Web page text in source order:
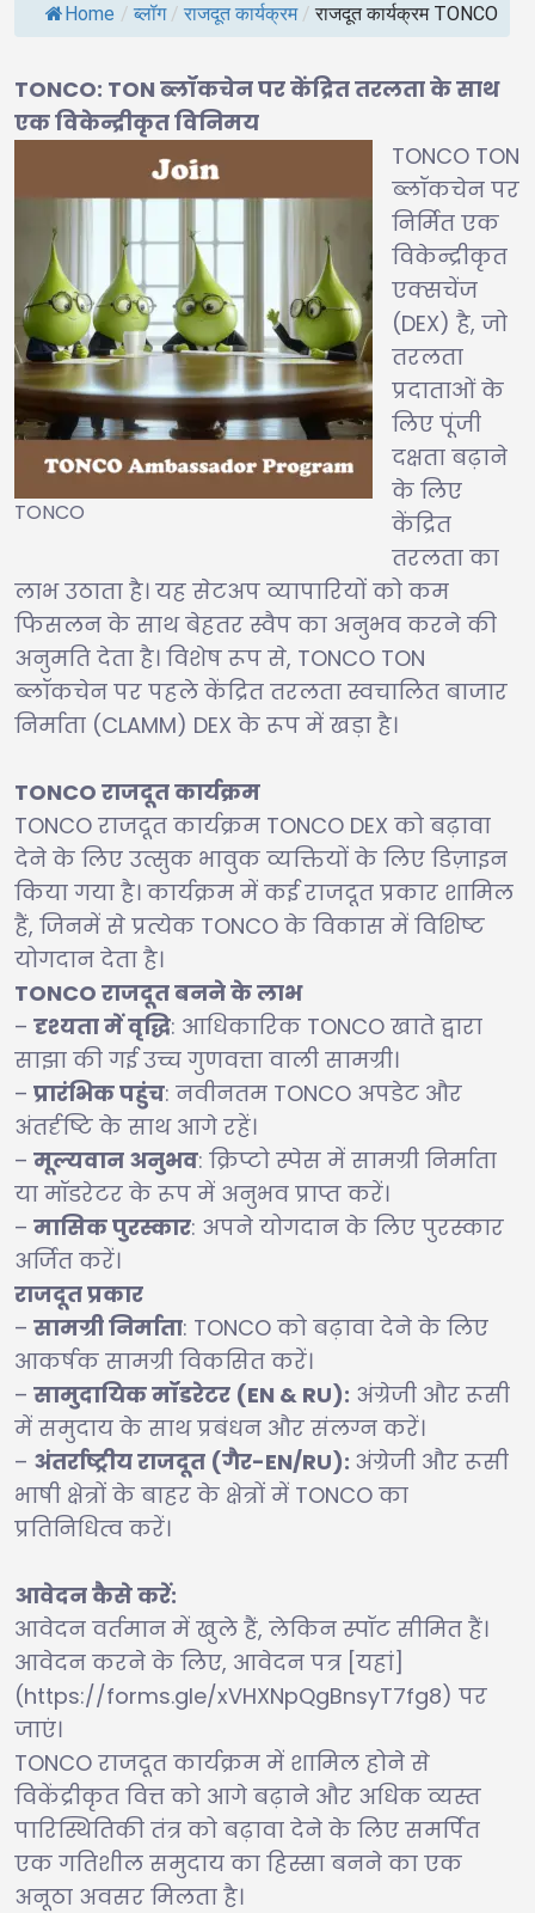
Home / ब्लॉग / राजदूत कार्यक्रम / राजदूत कार्यक्रम TONCO
TONCO: TON ब्लॉकचेन पर केंद्रित तरलता के साथ
एक विकेन्द्रीकृत विनिमय
TONCO
TONCO TON
ब्लॉकचेन पर
निर्मित एक
विकेन्द्रीकृत
एक्सचेंज
(DEX) है, जो
तरलता
प्रदाताओं के
लिए पूंजी
दक्षता बढ़ाने
के लिए
केंद्रित
तरलता का
लाभ उठाता है। यह सेटअप व्यापारियों को कम
फिसलन के साथ बेहतर स्वैप का अनुभव करने की
अनुमति देता है। विशेष रूप से, TONCO TON
ब्लॉकचेन पर पहले केंद्रित तरलता स्वचालित बाजार
निर्माता (CLAMM) DEX के रूप में खड़ा है।
TONCO राजदूत कार्यक्रम
TONCO राजदूत कार्यक्रम TONCO DEX को बढ़ावा
देने के लिए उत्सुक भावुक व्यक्तियों के लिए डिज़ाइन
किया गया है। कार्यक्रम में कई राजदूत प्रकार शामिल
हैं, जिनमें से प्रत्येक TONCO के विकास में विशिष्ट
योगदान देता है।
TONCO राजदूत बनने के लाभ
– दृश्यता में वृद्धि: आधिकारिक TONCO खाते द्वारा
साझा की गई उच्च गुणवत्ता वाली सामग्री।
– प्रारंभिक पहुंच: नवीनतम TONCO अपडेट और
अंतर्दृष्टि के साथ आगे रहें।
– मूल्यवान अनुभव: क्रिप्टो स्पेस में सामग्री निर्माता
या मॉडरेटर के रूप में अनुभव प्राप्त करें।
– मासिक पुरस्कार: अपने योगदान के लिए पुरस्कार
अर्जित करें।
राजदूत प्रकार
– सामग्री निर्माता: TONCO को बढ़ावा देने के लिए
आकर्षक सामग्री विकसित करें।
– सामुदायिक मॉडरेटर (EN & RU): अंग्रेजी और रूसी
में समुदाय के साथ प्रबंधन और संलग्न करें।
– अंतर्राष्ट्रीय राजदूत (गैर-EN/RU): अंग्रेजी और रूसी
भाषी क्षेत्रों के बाहर के क्षेत्रों में TONCO का
प्रतिनिधित्व करें।
आवेदन कैसे करें:
आवेदन वर्तमान में खुले हैं, लेकिन स्पॉट सीमित हैं।
आवेदन करने के लिए, आवेदन पत्र [यहां]
(https://forms.gle/xVHXNpQgBnsyT7fg8) पर
जाएं।
TONCO राजदूत कार्यक्रम में शामिल होने से
विकेंद्रीकृत वित्त को आगे बढ़ाने और अधिक व्यस्त
पारिस्थितिकी तंत्र को बढ़ावा देने के लिए समर्पित
एक गतिशील समुदाय का हिस्सा बनने का एक
अनूठा अवसर मिलता है।